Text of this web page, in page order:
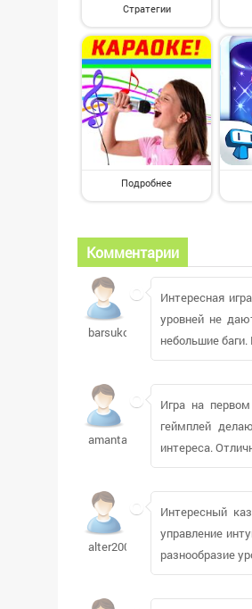
Стратегии
Подробнее
Комментарии
barsukow68
Интересная
уровней не
небольшие
amantanya
Игра на
геймплей
интереса.
alter2009506
Интересный
управление
разнообразие